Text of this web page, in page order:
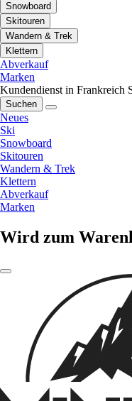
Snowboard
Skitouren
Wandern & Trek
Klettern
Abverkauf
Marken
Kundendienst in Frankreich
Suchen
Neues
Ski
Snowboard
Skitouren
Wandern & Trek
Klettern
Abverkauf
Marken
Wird zum